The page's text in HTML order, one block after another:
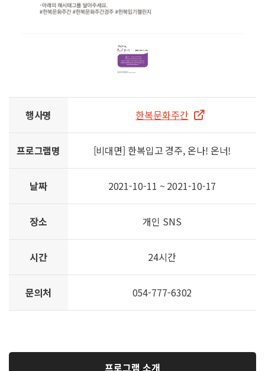
행사명 한복문화주간
프로그램명 [비대면] 한복입고 경주, 온나! 온너!
날짜 2021-10-11 ~ 2021-10-17
장소 개인 SNS
시간 24시간
문의처 054-777-6302
프로그램 소개